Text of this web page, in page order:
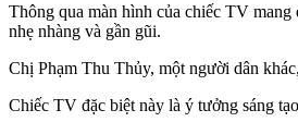
Thông qua màn hình của chiếc TV
nhẹ nhàng và gần gũi.
Chị Phạm Thu Thủy, một người dân
Chiếc TV đặc biệt này là ý tưởng sáng